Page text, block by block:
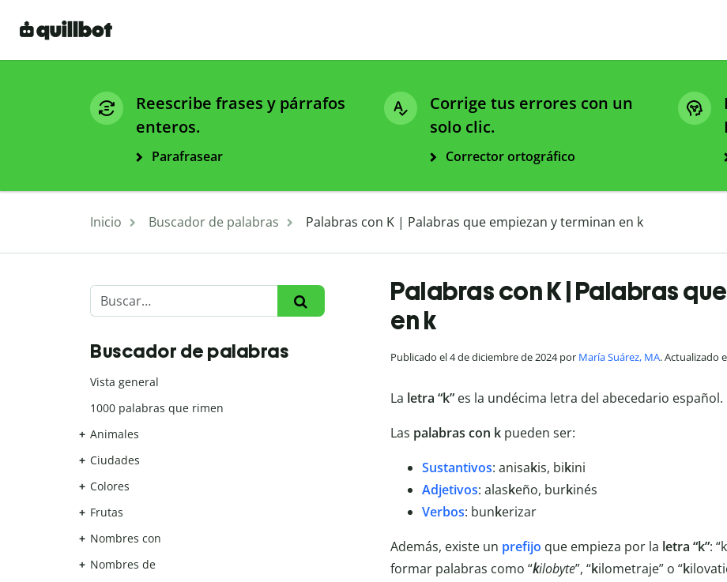
Reescribe frases y párrafos
enteros.
Parafrasear
Corrige tus errores con un
solo clic.
Corrector ortográfico
Inicio Buscador de palabras Palabras con K | Palabras que empiezan y terminan en k
Palabras con K | Palabras
en k
Publicado el 4 de diciembre de 2024 por María Suárez, MA. Actualizado
La letra “k” es la undécima letra del abecedario español.
Las palabras con k pueden ser:
Sustantivos: anisakis, bikini
Adjetivos: alaskeño, burkinés
Verbos: bunkerizar
Además, existe un prefijo que empieza por la letra “k”:
formar palabras como “kilobyte”, “kilometraje” o “k
Buscador de palabras
Vista general
1000 palabras que rimen
Animales
Ciudades
Colores
Frutas
Nombres con
Nombres de